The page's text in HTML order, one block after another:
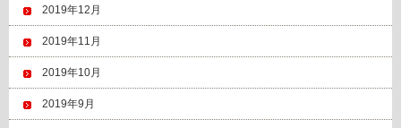
2019年12月
2019年11月
2019年10月
2019年9月